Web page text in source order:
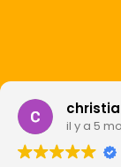
il y a 5